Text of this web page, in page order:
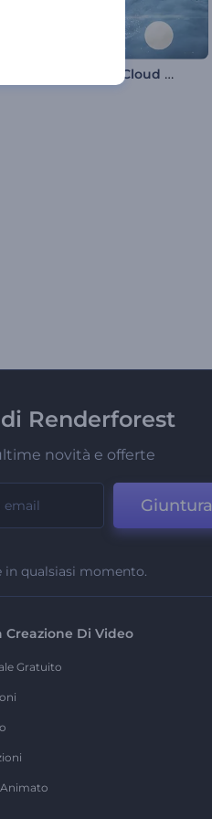
Rivelazione del logo di Cloud Wishes
Renderforest
novità e offerte
Giuntura
qualsiasi momento.
Di Video
Gratuito